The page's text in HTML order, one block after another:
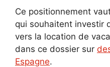
Ce positionnement
qui souhaitent investir
vers la location de
dans ce dossier sur
Espagne.